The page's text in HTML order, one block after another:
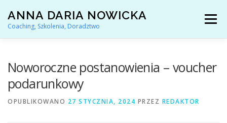
treści
ANNA DARIA NOWICKA
Coaching, Szkolenia, Doradztwo
Menu
Noworoczne postanowienia – voucher
podarunkowy
OPUBLIKOWANO 27 STYCZNIA, 2024 PRZEZ REDAKTOR